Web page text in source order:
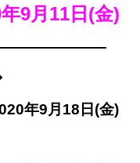
9月11日(金)
年9月18日(金)